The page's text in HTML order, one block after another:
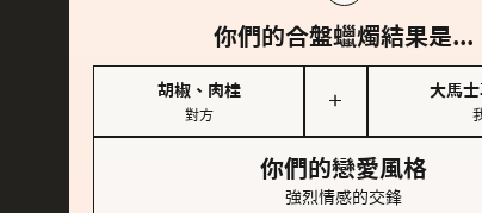
你們的合盤蠟燭結果是...
胡椒、肉桂
對方
＋
大馬
你們的戀愛風格
強烈情感的交鋒